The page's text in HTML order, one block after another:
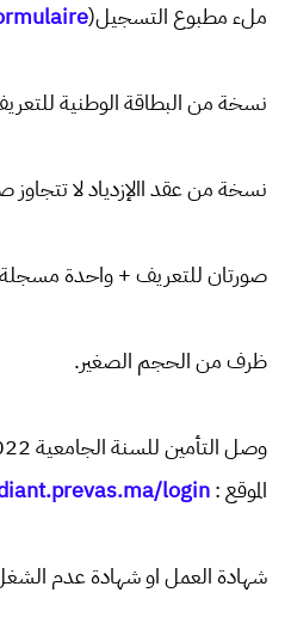
ملء مطبوع التسجيل(
نسخة من البطاقة الوطنية
نسخة من عقد االإزدياد لا تتجاوز
صورتان للتعريف + واحدة
ظرف من الحجم الصغير.
الموقع :login
شهادة العمل او شهادة عدم